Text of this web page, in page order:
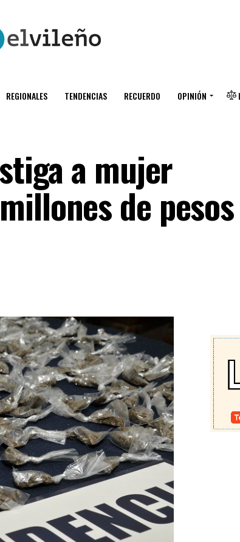
REGIONALES TENDENCIAS RECUERDO OPINIÓN
a mujer
de pesos